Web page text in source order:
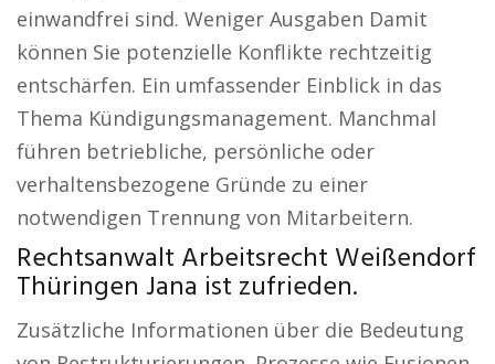
einwandfrei sind. Weniger Ausgaben Damit
können Sie potenzielle Konflikte rechtzeitig
entschärfen. Ein umfassender Einblick in das
Thema Kündigungsmanagement. Manchmal
führen betriebliche, persönliche oder
verhaltensbezogene Gründe zu einer
notwendigen Trennung von Mitarbeitern.
Rechtsanwalt Arbeitsrecht Weißendorf
Thüringen Jana ist zufrieden.
Zusätzliche Informationen über die Bedeutung